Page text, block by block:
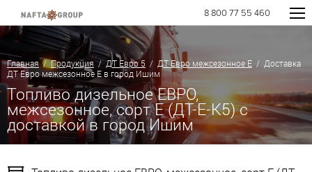
8 800 77 55 460
Главная/Продукция/ДТ Евро 5 / ДТ Евро межсезонное Е / Доставка
ДТ Евро межсезонное Е в город Ишим
Топливо дизельное ЕВРО,
межсезонное, сорт Е (ДТ-Е-К5) с
доставкой в город Ишим